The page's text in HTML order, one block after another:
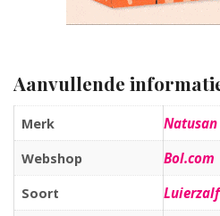
Aanvullende
Merk Natusan
Webshop Bol.com
Soort Luierzalf